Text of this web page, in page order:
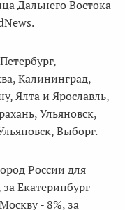
Дальнего Востока
Калининград,
Ялта и Ярославль,
Ульяновск,
Выборг.
России для
Екатеринбург -
- 8%, за